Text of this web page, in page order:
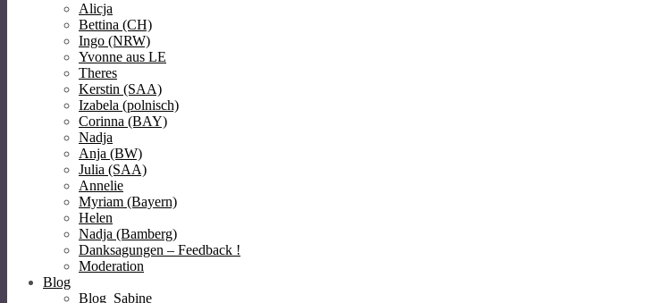
Alicja
Bettina (CH)
Ingo (NRW)
Yvonne aus LE
Theres
Kerstin (SAA)
Izabela (polnisch)
Corinna (BAY)
Nadja
Anja (BW)
Julia (SAA)
Annelie
Myriam (Bayern)
Helen
Nadja (Bamberg)
Danksagungen – Feedback !
Moderation
Blog
Blog_Sabine